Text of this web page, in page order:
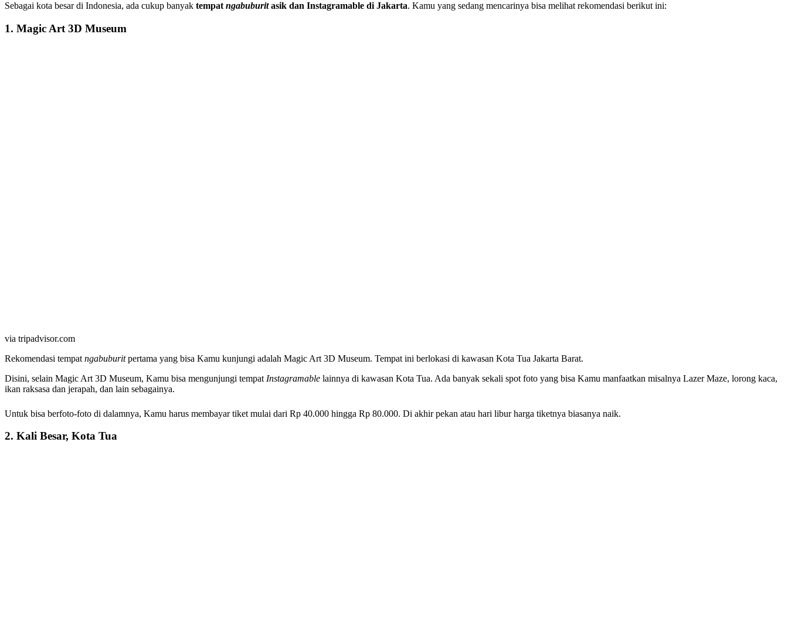
Sebagai kota besar di Indonesia, ada cukup banyak tempat ngabuburitasik dan Instagramable di Jakarta. Kamu yang sedang mencarinya bisa melihat rekomendasi berikut ini:
1. Magic Art 3D Museum
via tripadvisor.com
Rekomendasi tempat ngabuburitpertama yang bisa Kamu kunjungi adalah Magic Art 3D Museum. Tempat ini berlokasi di kawasan Kota Tua Jakarta Barat.
Disini, selain Magic Art 3D Museum, Kamu bisa mengunjungi tempat Instagramable lainnya di kawasan Kota Tua. Ada banyak sekali spot foto yang bisa Kamu manfaatkan misalnya Lazer Maze, lorong kaca,
ikan raksasa dan jerapah, dan lain sebagainya.
Untuk bisa berfoto-foto di dalamnya, Kamu harus membayar tiket mulai dari Rp 40.000 hingga Rp 80.000. Di akhir pekan atau hari libur harga tiketnya biasanya naik.
2. Kali Besar, Kota Tua